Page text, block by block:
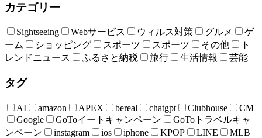
カテゴリー
Sightseeing Webサービス ウィルス対策 グルメ
ゲ
ーム
ショッピング スポーツ スポーツ その他
ト
レンドニュース
ふるさと納税 旅行 生活情報 芸能
タグ
AI amazon APEX bereal chatgpt Clubhouse
CM
Google
GoToイートキャンペーン
GoToトラベルキャ
ンペーン
instagram ios iphone KPOP LINE
MLB